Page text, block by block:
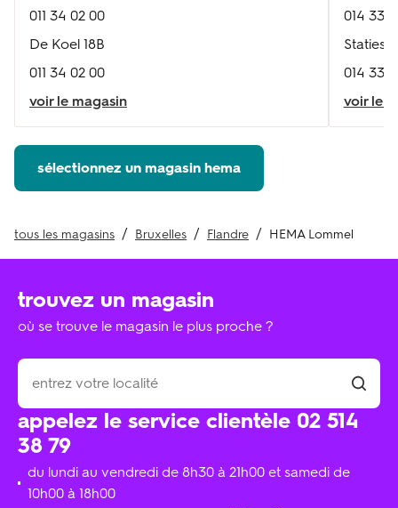
011 34 02 00
De Koel 18B
011 34 02 00
voir le magasin
014 33
014 33
voir le
sélectionnez un magasin hema
tous les magasins Bruxelles Flandre HEMA Lommel
appelez le service clientèle 02 514
38 79
du lundi au vendredi de 8h30 à 21h00 et samedi de
10h00 à 18h00
trouvez un magasin
où se trouve le magasin le plus proche ?